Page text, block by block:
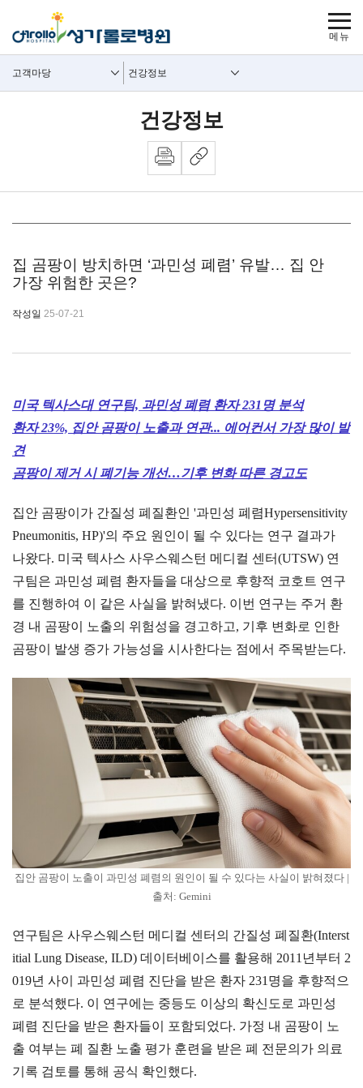
사이트
보조메뉴
고객마당 건강정보
건강정보
집 곰팡이 방치하면 ‘과민성 폐렴’ 유발… 집 안
가장 위험한 곳은?
작성일 25-07-21
미국 텍사스대 연구팀, 과민성 폐렴 환자 231명 분석
환자 23%, 집안 곰팡이 노출과 연관... 에어컨서 가장 많이 발
견
곰팡이 제거 시 폐기능 개선…기후 변화 따른 경고도
집안 곰팡이가 간질성 폐질환인 '과민성 폐렴Hypersensitivity
Pneumonitis, HP)'의 주요 원인이 될 수 있다는 연구 결과가
나왔다. 미국 텍사스 사우스웨스턴 메디컬 센터(UTSW) 연
구팀은 과민성 폐렴 환자들을 대상으로 후향적 코호트 연구
를 진행하여 이 같은 사실을 밝혀냈다. 이번 연구는 주거 환
경 내 곰팡이 노출의 위험성을 경고하고, 기후 변화로 인한
곰팡이 발생 증가 가능성을 시사한다는 점에서 주목받는다.
집안 곰팡이 노출이 과민성 폐렴의 원인이 될 수 있다는 사실이 밝혀졌다 |
출처: Gemini
연구팀은 사우스웨스턴 메디컬 센터의 간질성 폐질환(Interst
itial Lung Disease, ILD) 데이터베이스를 활용해 2011년부터 2
019년 사이 과민성 폐렴 진단을 받은 환자 231명을 후향적으
로 분석했다. 이 연구에는 중등도 이상의 확신도로 과민성
폐렴 진단을 받은 환자들이 포함되었다. 가정 내 곰팡이 노
출 여부는 폐 질환 노출 평가 훈련을 받은 폐 전문의가 의료
기록 검토를 통해 공식 확인했다.